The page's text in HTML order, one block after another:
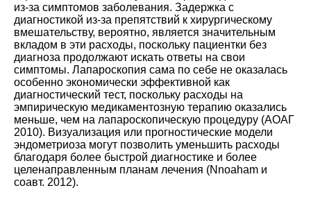
из-за симптомов заболевания. Задержка с
диагностикой из-за препятствий к хирургическому
вмешательству, вероятно, является значительным
вкладом в эти расходы, поскольку пациентки без
диагноза продолжают искать ответы на свои
симптомы. Лапароскопия сама по себе не оказалась
особенно экономически эффективной как
диагностический тест, поскольку расходы на
эмпирическую медикаментозную терапию оказались
меньше, чем на лапароскопическую процедуру (АОАГ
2010). Визуализация или прогностические модели
эндометриоза могут позволить уменьшить расходы
благодаря более быстрой диагностике и более
целенаправленным планам лечения (Nnoaham и
соавт. 2012).